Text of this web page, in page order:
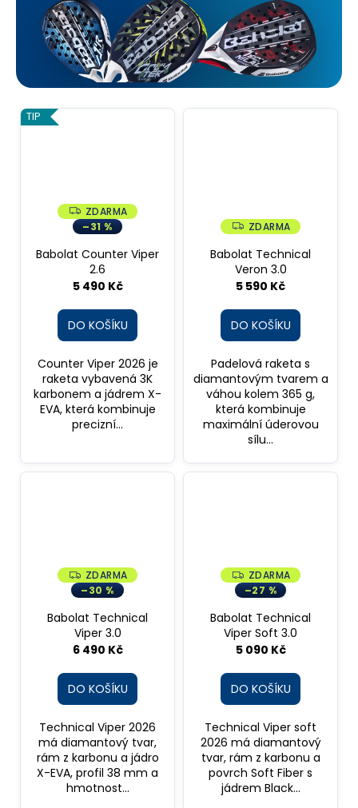
TIP
Z
D
A
M
ZDARMA
–31 %
Babolat Counter Viper
2.6
5 490 Kč
DO KOŠÍKU
Counter Viper 2026 je
raketa vybavená 3K
karbonem a jádrem X-
EVA, která kombinuje
precizní...
Z
D
A
R
M
A
ZDARMA
Babolat Technical
Veron 3.0
5 590 Kč
DO KOŠÍKU
Padelová raketa s
diamantovým tvarem a
váhou kolem 365 g,
která kombinuje
maximální úderovou
sílu...
Z
D
A
M
A
ZDARMA
–30 %
Babolat Technical
Viper 3.0
6 490 Kč
DO KOŠÍKU
Technical Viper 2026
má diamantový tvar,
rám z karbonu a jádro
X-EVA, profil 38 mm a
hmotnost...
Z
D
A
M
A
ZDARMA
–27 %
Babolat Technical
Viper Soft 3.0
5 090 Kč
DO KOŠÍKU
Technical Viper soft
2026 má diamantový
tvar, rám z karbonu a
povrch Soft Fiber s
jádrem Black...